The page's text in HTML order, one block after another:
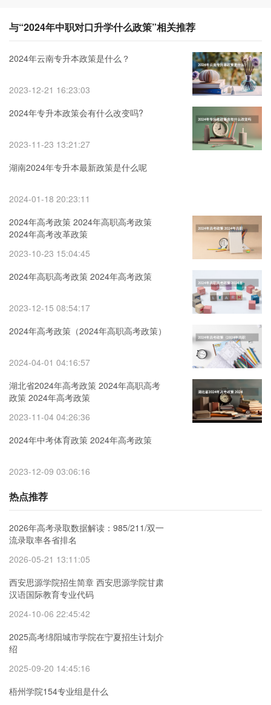
与“2024年中职对口升学什么政策”相关推荐
2024年云南专升本政策是什么？
2023-12-21 16:23:03
2024年专升本政策会有什么改变吗?
2023-11-23 13:21:27
湖南2024年专升本最新政策是什么呢
2024-01-18 20:23:11
2024年高考政策 2024年高职高考政策
2024年高考改革政策
2023-10-23 15:04:45
2024年高职高考政策 2024年高考政策
2023-12-15 08:54:17
2024年高考政策（2024年高职高考政策）
2024-04-01 04:16:57
湖北省2024年高考政策 2024年高职高考
政策 2024年高考政策
2023-11-04 04:26:36
2024年中考体育政策 2024年高考政策
2023-12-09 03:06:16
热点推荐
2026年高考录取数据解读：985/211/双一
流录取率各省排名
2026-05-21 13:11:05
西安思源学院招生简章 西安思源学院甘肃
汉语国际教育专业代码
2024-10-06 22:45:42
2025高考绵阳城市学院在宁夏招生计划介
绍
2025-09-20 14:45:16
梧州学院154专业组是什么